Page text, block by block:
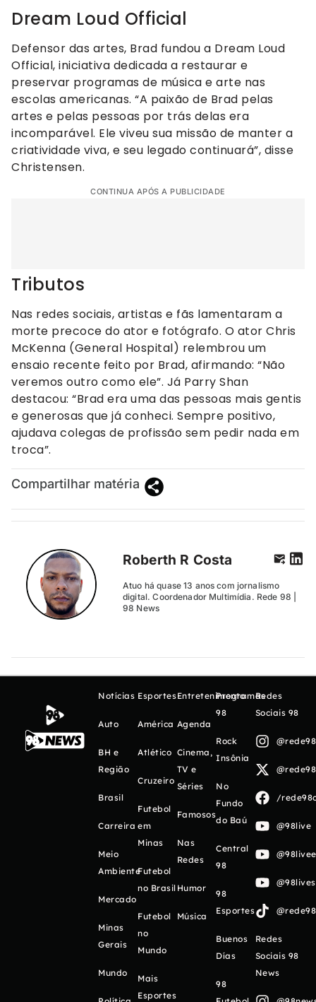
Dream Loud Official
Defensor das artes, Brad fundou a Dream Loud
Official, iniciativa dedicada a restaurar e
preservar programas de música e arte nas
escolas americanas. “A paixão de Brad pelas
artes e pelas pessoas por trás delas era
incomparável. Ele viveu sua missão de manter a
criatividade viva, e seu legado continuará”, disse
Christensen.
CONTINUA APÓS A PUBLICIDADE
Tributos
Nas redes sociais, artistas e fãs lamentaram a
morte precoce do ator e fotógrafo. O ator Chris
McKenna (General Hospital) relembrou um
ensaio recente feito por Brad, afirmando: “Não
veremos outro como ele”. Já Parry Shan
destacou: “Brad era uma das pessoas mais gentis
e generosas que já conheci. Sempre positivo,
ajudava colegas de profissão sem pedir nada em
troca”.
Compartilhar matéria
Roberth R Costa
Atuo há quase 13 anos com jornalismo
digital. Coordenador Multimídia. Rede 98 |
98 News
Notícias
Auto
BH e
Região
Brasil
Carreira
Meio
Ambiente
Mercado
Minas
Gerais
Mundo
Esportes
América
Atlético
Cruzeiro
Futebol
em
Minas
Futebol
no Brasil
Futebol
no
Mundo
Mais
Esportes
Entretenimento
Agenda
Cinema,
TV e
Séries
Famosos
Nas
Redes
Humor
Música
Programas
98
Rock
Insônia
No
Fundo
do Baú
Central
98
98
Esportes
Buenos
Días
98
Redes
Sociais 98
/
@98live
Redes
Sociais 98
News